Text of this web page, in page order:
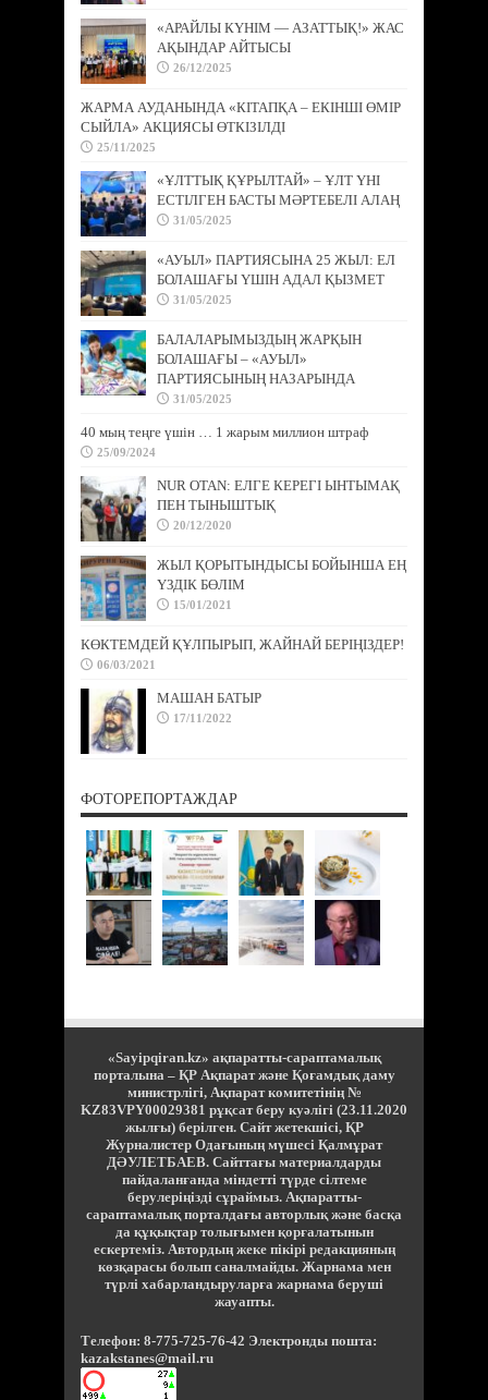
«АРАЙЛЫ КҮНІМ — АЗАТТЫҚ!» ЖАС
АҚЫНДАР АЙТЫСЫ
26/12/2025
ЖАРМА АУДАНЫНДА «КІТАПҚА – ЕКІНШІ ӨМІР
СЫЙЛА» АКЦИЯСЫ ӨТКІЗІЛДІ
25/11/2025
«ҰЛТТЫҚ ҚҰРЫЛТАЙ» – ҰЛТ ҮНІ
ЕСТІЛГЕН БАСТЫ МӘРТЕБЕЛІ АЛАҢ
31/05/2025
«АУЫЛ» ПАРТИЯСЫНА 25 ЖЫЛ: ЕЛ
БОЛАШАҒЫ ҮШІН АДАЛ ҚЫЗМЕТ
31/05/2025
БАЛАЛАРЫМЫЗДЫҢ ЖАРҚЫН
БОЛАШАҒЫ – «АУЫЛ»
ПАРТИЯСЫНЫҢ НАЗАРЫНДА
31/05/2025
40 мың теңге үшін … 1 жарым миллион штраф
25/09/2024
NUR OTAN: ЕЛГЕ КЕРЕГІ ЫНТЫМАҚ
ПЕН ТЫНЫШТЫҚ
20/12/2020
ЖЫЛ ҚОРЫТЫНДЫСЫ БОЙЫНША ЕҢ
ҮЗДІК БӨЛІМ
15/01/2021
КӨКТЕМДЕЙ ҚҰЛПЫРЫП, ЖАЙНАЙ БЕРІҢІЗДЕР!
06/03/2021
МАШАН БАТЫР
17/11/2022
ФОТОРЕПОРТАЖДАР
«Sayipqiran.kz» ақпаратты-сараптамалық
порталына – ҚР Ақпарат және Қоғамдық даму
министрлігі, Ақпарат комитетінің №
KZ83VPY00029381 рұқсат беру куәлігі (23.11.2020
жылғы) берілген. Сайт жетекшісі, ҚР
Журналистер Одағының мүшесі Қалмұрат
ДӘУЛЕТБАЕВ. Сайттағы материалдарды
пайдаланғанда міндетті түрде сілтеме
берулеріңізді сұраймыз. Ақпаратты-
сараптамалық порталдағы авторлық және басқа
да құқықтар толығымен қорғалатынын
ескертеміз. Автордың жеке пікірі редакцияның
көзқарасы болып саналмайды. Жарнама мен
түрлі хабарландыруларға жарнама беруші
жауапты.
Телефон: 8-775-725-76-42 Электронды пошта:
kazakstanes@mail.ru